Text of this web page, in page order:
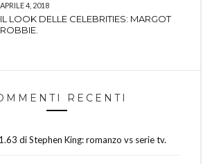
APRILE 4, 2018
IL LOOK DELLE CELEBRITIES: MARGOT
ROBBIE.
RECENTI
di Stephen King: romanzo vs serie tv.